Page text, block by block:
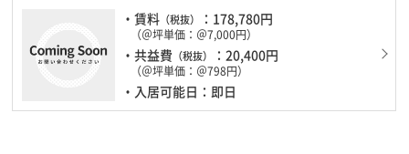
・賃料 （税抜） ：178,780円
（＠坪単価：＠7,000円）
・共益費 （税抜） ：20,400円
（＠坪単価：＠798円）
・入居可能日：即日